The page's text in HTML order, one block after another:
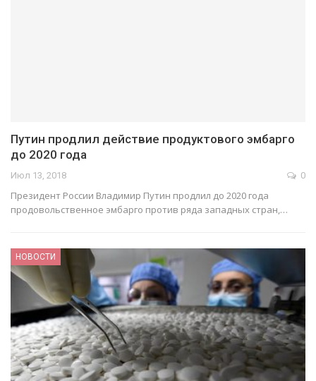
Путин продлил действие продуктового эмбарго
до 2020 года
Июл 13, 2018 0
Президент России Владимир Путин продлил до 2020 года
продовольственное эмбарго против ряда западных стран,…
НОВОСТИ